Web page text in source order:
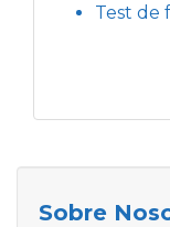
Test de
Sobre